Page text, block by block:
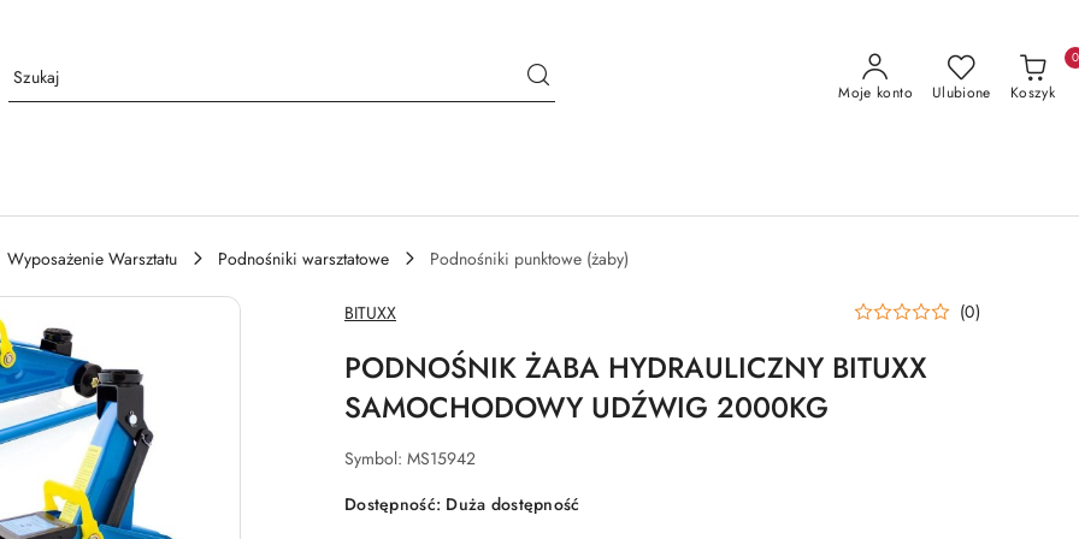
Moje konto Ulubione Koszyk
0
Wyposażenie Warsztatu Podnośniki warsztatowe Podnośniki punktowe (żaby)
NAZWA
PRODUCENTA:
BITUXX (0)
PODNOŚNIK ŻABA HYDRAULICZNY BITUXX
SAMOCHODOWY UDŹWIG 2000KG
Symbol: MS15942
Dostępność: Duża dostępność